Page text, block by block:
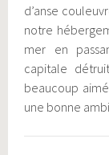
d’anse
notre
mer en
capitale
beaucoup
une bonne